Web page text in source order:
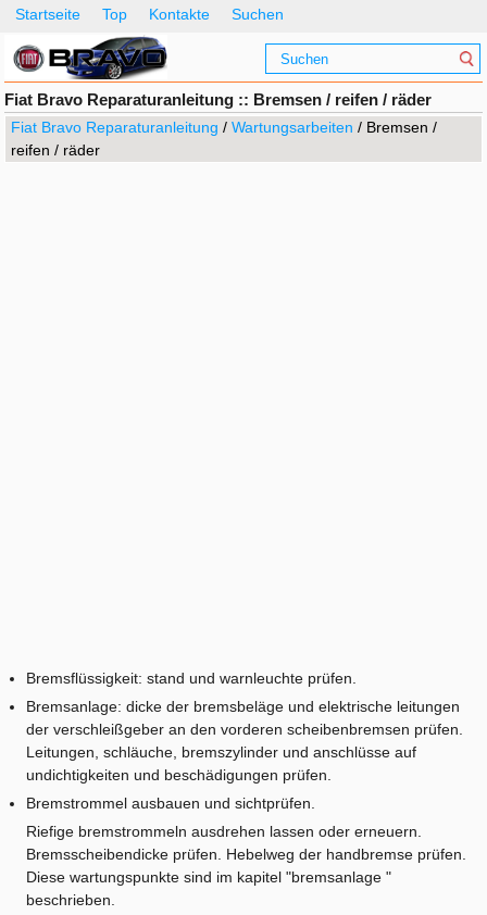
Startseite Top Kontakte Suchen
Fiat Bravo Reparaturanleitung :: Bremsen / reifen / räder
Fiat Bravo Reparaturanleitung /Wartungsarbeiten / Bremsen /
reifen / räder
Bremsflüssigkeit: stand und warnleuchte prüfen.
Bremsanlage: dicke der bremsbeläge und elektrische leitungen
der verschleißgeber an den vorderen scheibenbremsen prüfen.
Leitungen, schläuche, bremszylinder und anschlüsse auf
undichtigkeiten und beschädigungen prüfen.
Bremstrommel ausbauen und sichtprüfen.
Riefige bremstrommeln ausdrehen lassen oder erneuern.
Bremsscheibendicke prüfen. Hebelweg der handbremse prüfen.
Diese wartungspunkte sind im kapitel "bremsanlage "
beschrieben.